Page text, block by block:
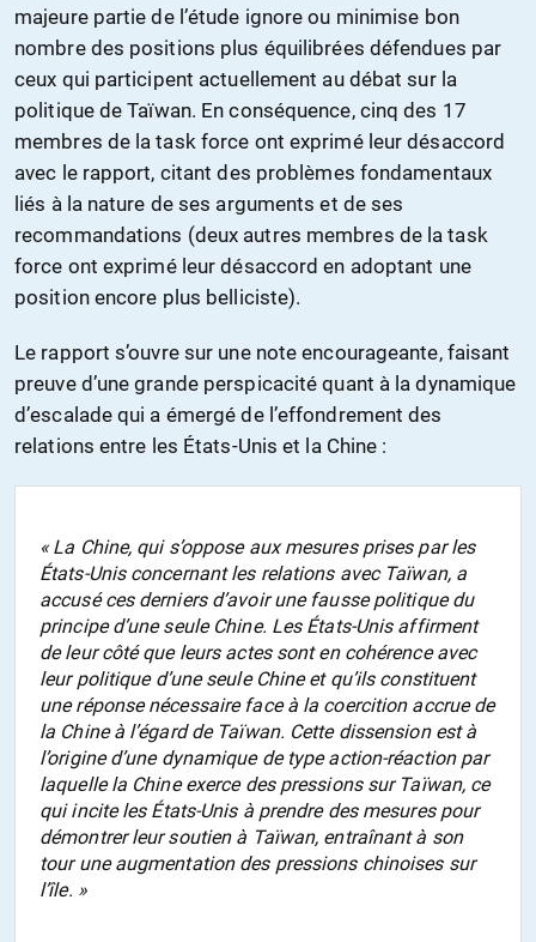
majeure partie de l’étude ignore ou minimise bon
nombre des positions plus équilibrées défendues par
ceux qui participent actuellement au débat sur la
politique de Taïwan. En conséquence, cinq des 17
membres de la task force ont exprimé leur désaccord
avec le rapport, citant des problèmes fondamentaux
liés à la nature de ses arguments et de ses
recommandations (deux autres membres de la task
force ont exprimé leur désaccord en adoptant une
position encore plus belliciste).
Le rapport s’ouvre sur une note encourageante, faisant
preuve d’une grande perspicacité quant à la dynamique
d’escalade qui a émergé de l’effondrement des
relations entre les États-Unis et la Chine :
« La Chine, qui s’oppose aux mesures prises par les
États-Unis concernant les relations avec Taïwan, a
accusé ces derniers d’avoir une faussepolitique du
principe d’une seule Chine. Les États-Unis affirment
de leur côté que leurs actes sont en cohérence avec
leur politique d’une seule Chine et qu’ils constituent
une réponse nécessaire face à la coercition accrue de
la Chine à l’égard de Taïwan. Cette dissension est à
l’origine d’une dynamique de type action-réaction par
laquelle la Chine exerce des pressions sur Taïwan, ce
qui incite les États-Unis à prendre des mesures pour
démontrer leur soutien à Taïwan, entraînant à son
tour une augmentation des pressions chinoises sur
l’île. »